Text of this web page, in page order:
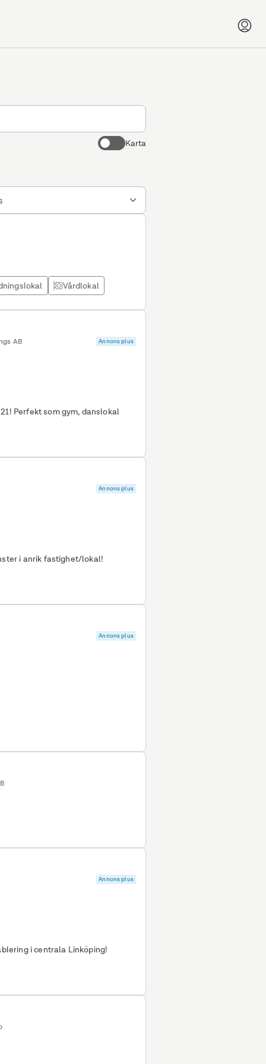
Karta
Vårdlokal
AB Annons plus
Perfekt som gym, danslokal
Annons plus
i anrik fastighet/lokal!
Annons plus
Annons plus
i centrala Linköping!